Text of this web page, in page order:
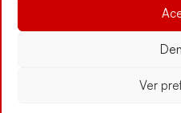
Ver
Protección de datos